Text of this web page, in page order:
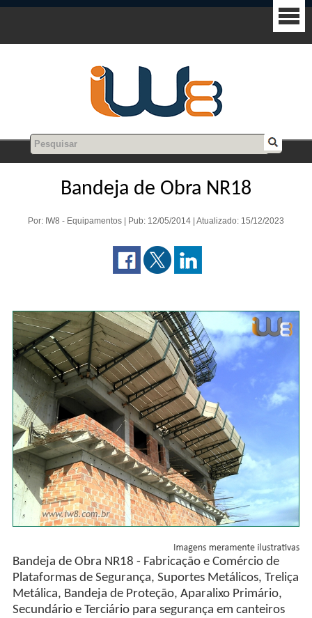
Bandeja de Obra NR18
Por: IW8 - Equipamentos | Pub: 12/05/2014 | Atualizado: 15/12/2023
Bandeja de Obra NR18 - Fabricação e Comércio de
Plataformas de Segurança, Suportes Metálicos, Treliça
Metálica, Bandeja de Proteção, Aparalixo Primário,
Secundário e Terciário para segurança em canteiros